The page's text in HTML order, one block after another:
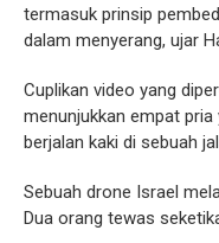
termasuk prinsip
dalam menyerang, ujar
Cuplikan video yang
menunjukkan empat
berjalan kaki di sebuah
Sebuah drone Israel
Dua orang tewas